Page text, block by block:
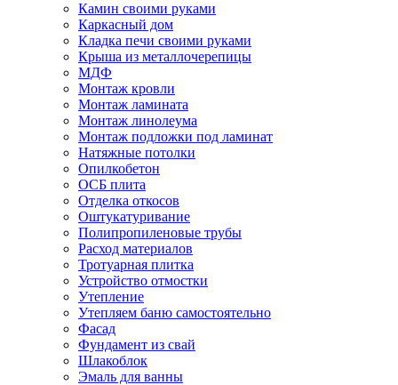
Камин своими руками
Каркасный дом
Кладка печи своими руками
Крыша из металлочерепицы
МДФ
Монтаж кровли
Монтаж ламината
Монтаж линолеума
Монтаж подложки под ламинат
Натяжные потолки
Опилкобетон
ОСБ плита
Отделка откосов
Оштукатуривание
Полипропиленовые трубы
Расход материалов
Тротуарная плитка
Устройство отмостки
Утепление
Утепляем баню самостоятельно
Фасад
Фундамент из свай
Шлакоблок
Эмаль для ванны